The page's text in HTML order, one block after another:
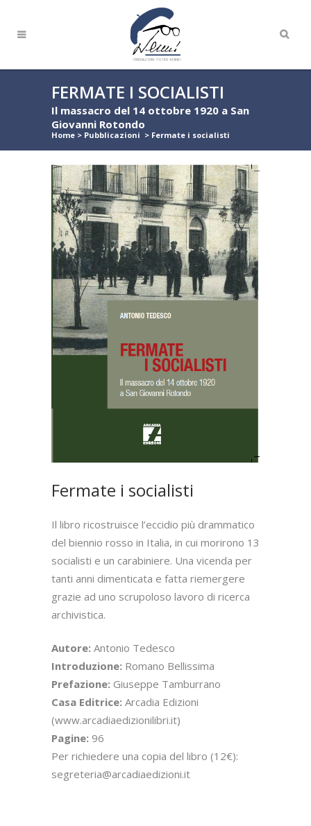
FERMATE I SOCIALISTI
Il massacro del 14 ottobre 1920 a San
Giovanni Rotondo
Home > Pubblicazioni > Fermate i socialisti
Fermate i socialisti
Il libro ricostruisce l’eccidio più drammatico
del biennio rosso in Italia, in cui morirono 13
socialisti e un carabiniere. Una vicenda per
tanti anni dimenticata e fatta riemergere
grazie ad uno scrupoloso lavoro di ricerca
archivistica.
Autore: Antonio Tedesco
Introduzione: Romano Bellissima
Prefazione: Giuseppe Tamburrano
Casa Editrice: Arcadia Edizioni
(www.arcadiaedizionilibri.it)
Pagine: 96
Per richiedere una copia del libro (12€):
segreteria@arcadiaedizioni.it